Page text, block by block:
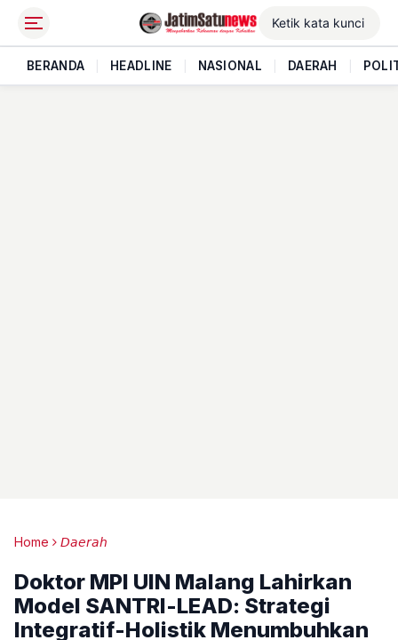
BERANDA HEADLINE NASIONAL DAERAH
Home 𝘋𝘢𝘦𝘳𝘢𝘩
Doktor MPI UIN Malang Lahirkan
Model SANTRI-LEAD: Strategi
Integratif-Holistik Menumbuhkan